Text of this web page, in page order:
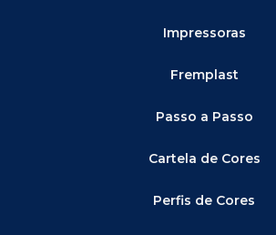
Impressoras
Fremplast
Passo a Passo
Cartela de Cores
Perfis de Cores